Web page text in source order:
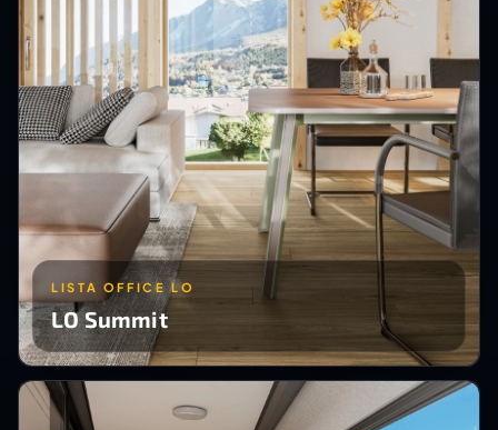
LISTA OFFICE LO
LO Summit